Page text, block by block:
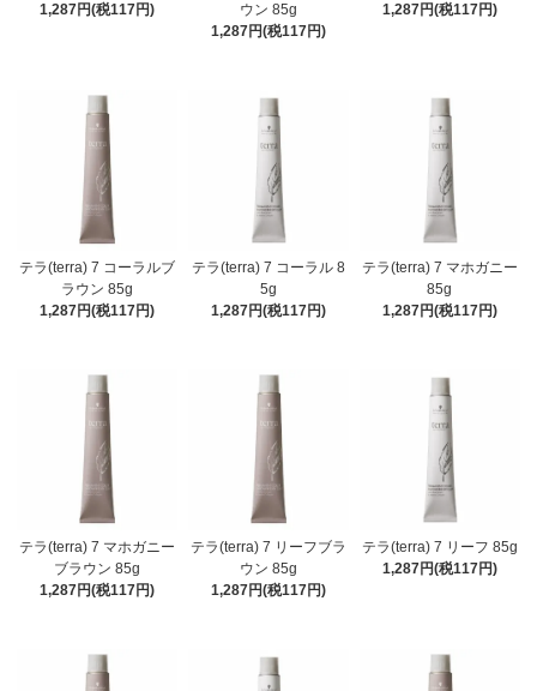
1,287円(税117円)
ウン 85g
1,287円(税117円)
1,287円(税117円)
テラ(terra) 7 コーラルブ
ラウン 85g
1,287円(税117円)
テラ(terra) 7 コーラル 8
5g
1,287円(税117円)
テラ(terra) 7 マホガニー
85g
1,287円(税117円)
テラ(terra) 7 マホガニー
ブラウン 85g
1,287円(税117円)
テラ(terra) 7 リーフブラ
ウン 85g
1,287円(税117円)
テラ(terra) 7 リーフ 85g
1,287円(税117円)